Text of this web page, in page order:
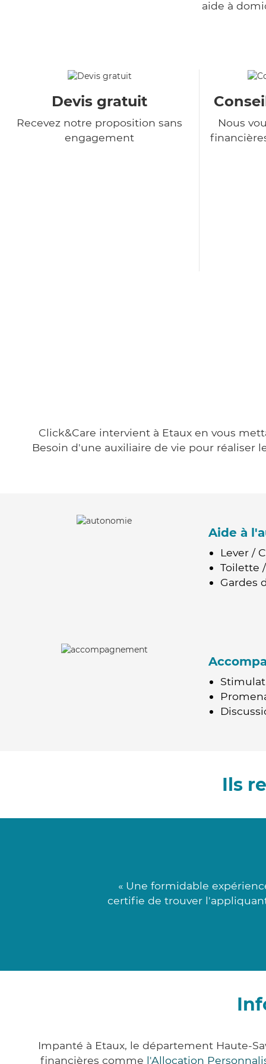
aide à
Devis gratuit
Recevez notre proposition sans
engagement
Nous
Click&Care intervient à Etaux en vous
Besoin d'une auxiliaire de vie pour réaliser
Aide à
Lever /
Toilette
Gardes
Ils
« Une formidable
certifie de trouver
Impanté à Etaux, le département Haute-
financières comme l'Allocation